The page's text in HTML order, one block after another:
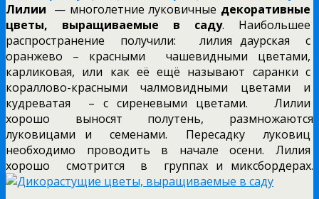
Лилии — многолетние луковичные декоративные
цветы,
выращиваемые в саду. Наибольшее
распространение получили: лилия даурская с
оранжево – красными чашевидными цветами,
карликовая, или как её ещё называют саранки с
кораллово-красными чалмовидными цветами и
кудреватая – с сиреневыми цветами. Лилии
хорошо выносят полутень, размножаются
луковицами и семенами. Пересадку луковиц
необходимо проводить в начале осени. Лилия
хорошо смотрится в группах и миксбордерах.